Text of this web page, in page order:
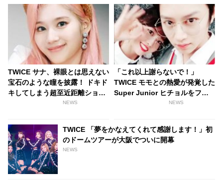
TWICE サナ、裸眼とは思えない
宝石のような瞳を披露！ ドキド
キしてしまう超至近距離ショッ
トと濁りのない澄んだ瞳に、引
NEWS
「これ以上謝らないで！」
TWICE モモとの熱愛が発覚した
Super Junior ヒチョルをファ
ンが擁護！ ファンを最優先に考
NEWS
TWICE 「夢をかなえてくれて感謝します！」初
のドームツアーが大阪でついに開幕
NEWS